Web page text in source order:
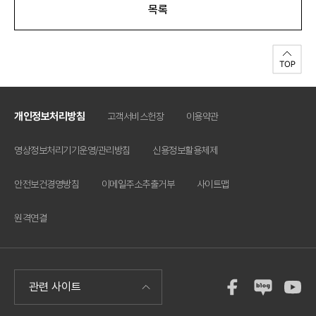
목록
개인정보처리방침 고객서비스헌장 이용약관
영상정보처리기기운영/관리방침 신용정보활용체제
안전보건경영방침 이메일주소추출거부 사이트맵
원격연결